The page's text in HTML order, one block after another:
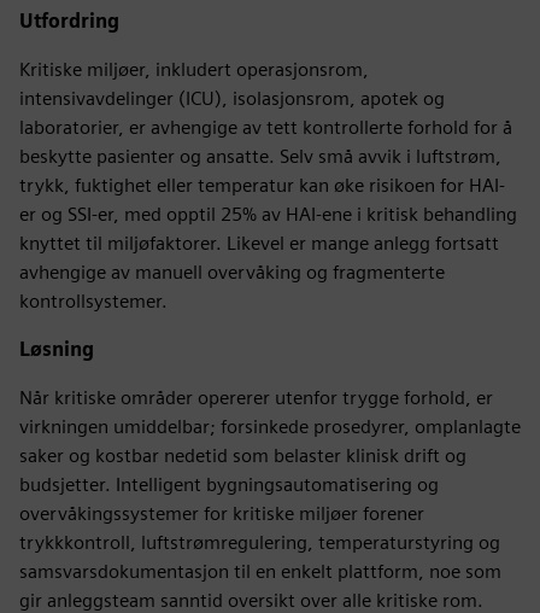
Utfordring
Kritiske miljøer, inkludert operasjonsrom,
intensivavdelinger (ICU), isolasjonsrom, apotek og
laboratorier, er avhengige av tett kontrollerte forhold for å
beskytte pasienter og ansatte. Selv små avvik i luftstrøm,
trykk, fuktighet eller temperatur kan øke risikoen for HAI-
er og SSI-er, med opptil 25% av HAI-ene i kritisk behandling
knyttet til miljøfaktorer. Likevel er mange anlegg fortsatt
avhengige av manuell overvåking og fragmenterte
kontrollsystemer.
Løsning
Når kritiske områder opererer utenfor trygge forhold, er
virkningen umiddelbar; forsinkede prosedyrer, omplanlagte
saker og kostbar nedetid som belaster klinisk drift og
budsjetter. Intelligent bygningsautomatisering og
overvåkingssystemer for kritiske miljøer forener
trykkkontroll, luftstrømregulering, temperaturstyring og
samsvarsdokumentasjon til en enkelt plattform, noe som
gir anleggsteam sanntid oversikt over alle kritiske rom.